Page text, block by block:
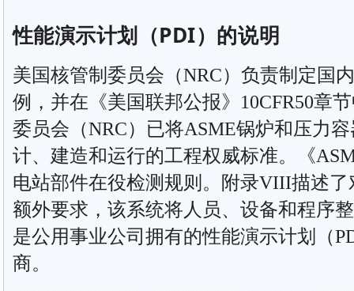
性能演示计划（PDI）的说明
美国核管制委员会（NRC）负责制定国
例，并在《美国联邦公报》10CFR50章
委员会（NRC）已将ASME锅炉和压力
计、建造和运行的工程权威标准。《
电站部件在役检测规则。附录VIII描述
额外要求，该系统将人员、设备和程序
是公用事业公司拥有的性能演示计划（
商。